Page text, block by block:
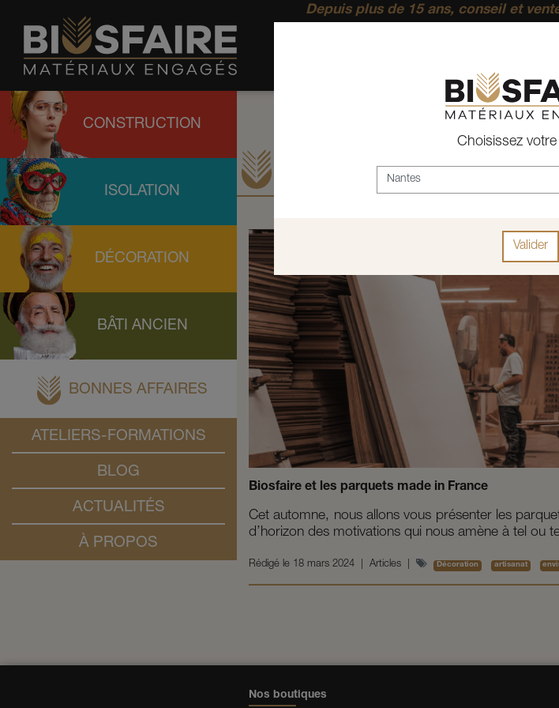
Depuis plus de 15 ans, conseil et
CONSTRUCTION
ISOLATION
DÉCORATION
BÂTI ANCIEN
BONNES AFFAIRES
ATELIERS-FORMATIONS
BLOG
ACTUALITÉS
À PROPOS
Biosfaire et les parquets made in France
Cet automne, nous allons vous présenter les
d’horizon des motivations qui nous amène à tel ou
Rédigé le 18 mars 2024 Articles Décoration artisanat
Nos boutiques
Choisissez
Valider